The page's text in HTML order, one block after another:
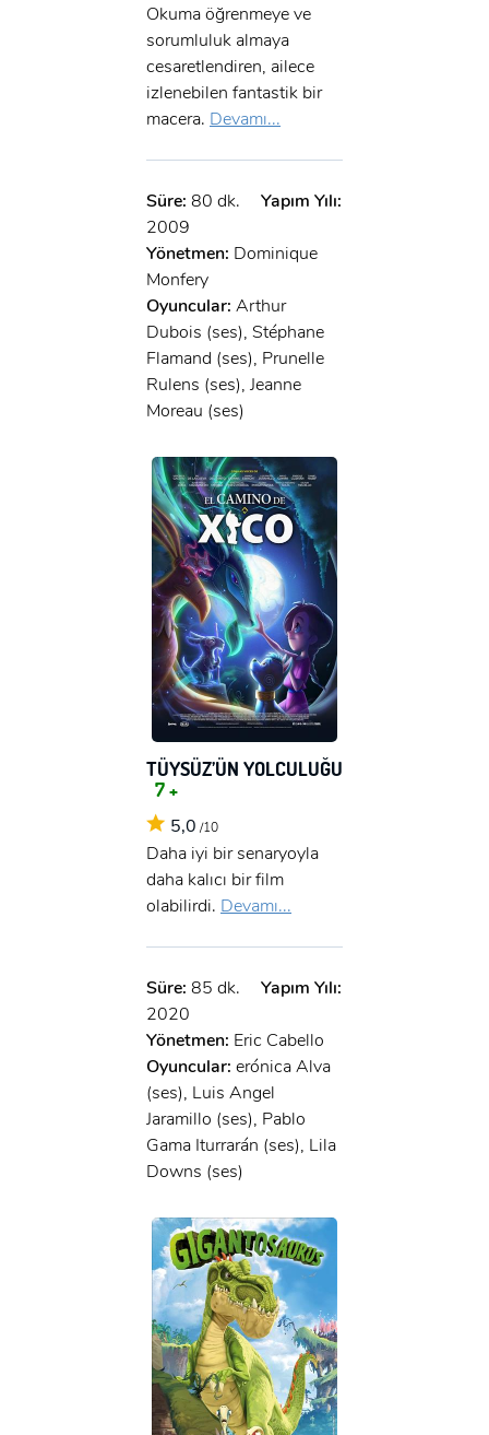
Okuma öğrenmeye ve
sorumluluk almaya
cesaretlendiren, ailece
izlenebilen fantastik bir
macera. Devamı...
Süre: 80 dk.
Yapım Yılı:
2009
Yönetmen: Dominique
Monfery
Oyuncular: Arthur
Dubois (ses), Stéphane
Flamand (ses), Prunelle
Rulens (ses), Jeanne
Moreau (ses)
TÜYSÜZ’ÜN YOLCULUĞU
7 +
5,0 /10
Daha iyi bir senaryoyla
daha kalıcı bir film
olabilirdi. Devamı...
Süre: 85 dk.
Yapım Yılı:
2020
Yönetmen: Eric Cabello
Oyuncular: erónica Alva
(ses), Luis Angel
Jaramillo (ses), Pablo
Gama Iturrarán (ses), Lila
Downs (ses)